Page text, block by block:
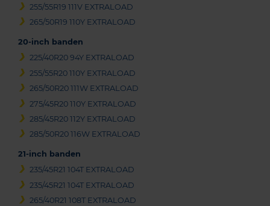
255/55R19 111V EXTRALOAD
265/50R19 110Y EXTRALOAD
20-inch banden
225/40R20 94Y EXTRALOAD
255/55R20 110Y EXTRALOAD
265/50R20 111W EXTRALOAD
275/45R20 110Y EXTRALOAD
285/45R20 112Y EXTRALOAD
285/50R20 116W EXTRALOAD
21-inch banden
235/45R21 104T EXTRALOAD
235/45R21 104T EXTRALOAD
265/40R21 108T EXTRALOAD